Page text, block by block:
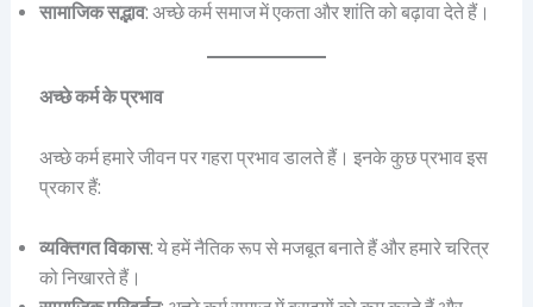
सामाजिक सद्भाव: अच्छे कर्म समाज में एकता और शांति को बढ़ावा देते हैं।
अच्छे कर्म के प्रभाव
अच्छे कर्म हमारे जीवन पर गहरा प्रभाव डालते हैं। इनके कुछ प्रभाव इस
प्रकार हैं:
व्यक्तिगत विकास: ये हमें नैतिक रूप से मजबूत बनाते हैं और हमारे चरित्र
को निखारते हैं।